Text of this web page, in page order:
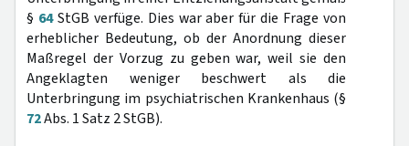
§ 64StGB verfüge. Dies war aber für die Frage von
erheblicher Bedeutung, ob der Anordnung dieser
Maßregel der Vorzug zu geben war, weil sie den
Angeklagten weniger beschwert als die
Unterbringung im psychiatrischen Krankenhaus (§
72Abs. 1 Satz 2 StGB).